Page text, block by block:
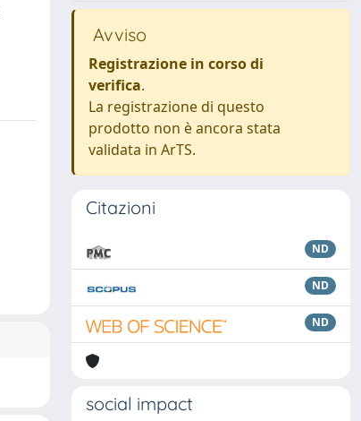
Avviso
Registrazione in corso di
verifica.
La registrazione di questo
prodotto non è ancora stata
validata in ArTS.
Citazioni
ND
ND
ND
social impact